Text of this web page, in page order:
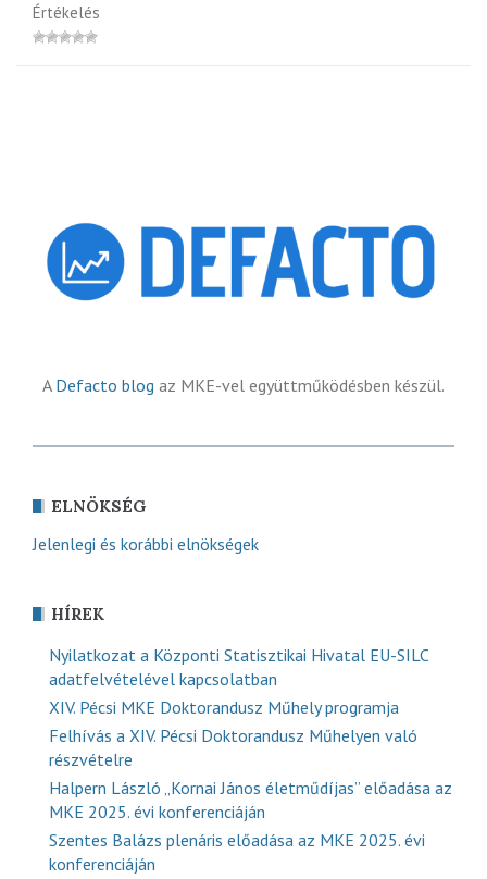
Értékelés
A Defacto blog az MKE-vel együttműködésben készül.
ELNÖKSÉG
Jelenlegi és korábbi elnökségek
HÍREK
Nyilatkozat a Központi Statisztikai Hivatal EU-SILC
adatfelvételével kapcsolatban
XIV. Pécsi MKE Doktorandusz Műhely programja
Felhívás a XIV. Pécsi Doktorandusz Műhelyen való
részvételre
Halpern László „Kornai János életműdíjas” előadása az
MKE 2025. évi konferenciáján
Szentes Balázs plenáris előadása az MKE 2025. évi
konferenciáján